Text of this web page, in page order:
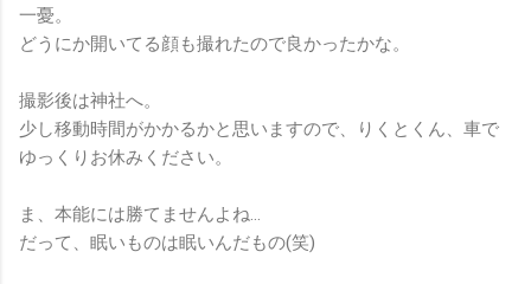
一憂。
どうにか開いてる顔も撮れたので良かったかな。
撮影後は神社へ。
少し移動時間がかかるかと思いますので、りくとくん、車で
ゆっくりお休みください。
ま、本能には勝てませんよね…
だって、眠いものは眠いんだもの(笑)